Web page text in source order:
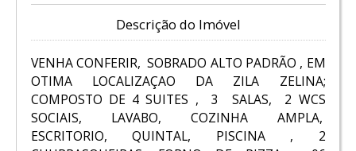
Descrição do Imóvel
VENHA CONFERIR, SOBRADO ALTO PADRÃO , EM
OTIMA LOCALIZAÇAO DA ZILA ZELINA;
COMPOSTO DE 4 SUITES , 3 SALAS, 2 WCS
SOCIAIS, LAVABO, COZINHA AMPLA,
ESCRITORIO, QUINTAL, PISCINA , 2